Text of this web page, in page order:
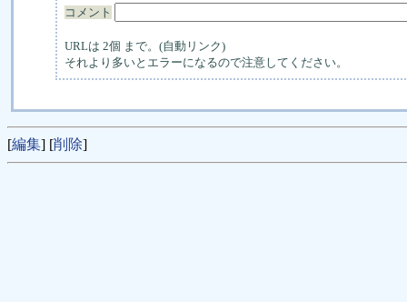
コメント
URLは 2個 まで。(自動リンク)
それより多いとエラーになるので注意してください。
[編集] [削除]